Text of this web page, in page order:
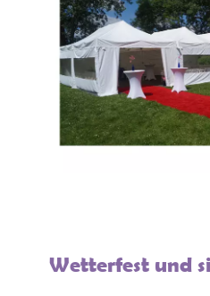
Wetterfest und